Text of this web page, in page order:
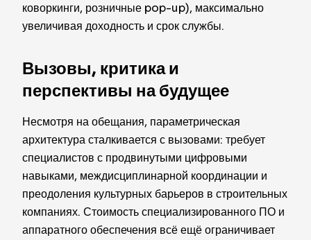
коворкинги, розничные pop-up), максимально
увеличивая доходность и срок службы.
Вызовы, критика и
перспективы на будущее
Несмотря на обещания, параметрическая
архитектура сталкивается с вызовами: требует
специалистов с продвинутыми цифровыми
навыками, междисциплинарной координации и
преодоления культурных барьеров в строительных
компаниях. Стоимость специализированного ПО и
аппаратного обеспечения всё ещё ограничивает